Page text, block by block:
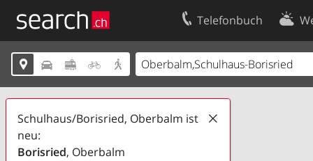
Telefonbuch
    
Schulhaus/Borisried, Oberbalm ist
neu:
Borisried, Oberbalm
Ihr Eintrag
Kundencenter Geschäftskunden
Kontakt